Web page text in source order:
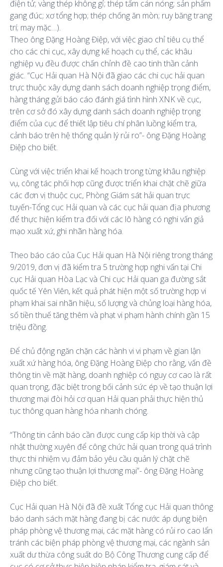
điện tử; vàng thép không gỉ; thép tấm cán nóng; sản phẩm
gang đúc; xơ tổng hợp; thép chống ăn mòn; ruy băng trang
trí; may mặc…).
Theo ông Đặng Hoàng Điệp, với việc giao chỉ tiêu cụ thể
cho các chi cục, xây dựng kế hoạch cụ thể, các khâu
nghiệp vụ đều được chấn chỉnh đề cao tinh thần cảnh
giác. “Cục Hải quan Hà Nội đã giao các chi cục hải quan
trực thuộc xây dựng danh sách doanh nghiệp trọng điểm,
hàng tháng gửi báo cáo đánh giá tình hình XNK về cục,
trên cơ sở đó xây dựng danh sách doanh nghiệp trọng
điểm của cục để thiết lập tiêu chí phân luồng kiểm tra,
cảnh báo trên hệ thống quản lý rủi ro”- ông Đặng Hoàng
Điệp cho biết.
Cùng với việc triển khai kế hoạch trong từng khâu nghiệp
vụ, công tác phối hợp cũng được triển khai chặt chẽ giữa
các đơn vị thuộc cục, Phòng Giám sát hải quan trực
tuyến-Tổng cục Hải quan và các cục hải quan địa phương
để thực hiện kiểm tra đối với các lô hàng có nghi vấn giả
mạo xuất xứ, ghi nhãn hàng hóa.
Theo báo cáo của Cục Hải quan Hà Nội riêng trong tháng
9/2019, đơn vị đã kiểm tra 5 trường hợp nghi vấn tại Chi
cục Hải quan Hòa Lạc và Chi cục Hải quan ga đường sắt
quốc tế Yên Viên, kết quả phát hiện một số trường hợp vi
phạm khai sai nhãn hiệu, số lượng và chủng loại hàng hóa,
số tiền thuế tăng thêm và phạt vi phạm hành chính gần 15
triệu đồng.
Để chủ động ngăn chặn các hành vi vi phạm về gian lận
xuất xứ hàng hóa, ông Đặng Hoàng Điệp cho rằng, vấn đề
thông tin về mặt hàng, doanh nghiệp có nguy cơ cao là rất
quan trọng, đặc biệt trong bối cảnh sức ép về tạo thuận lợi
thương mại đòi hỏi cơ quan Hải quan phải thực hiện thủ
tục thông quan hàng hóa nhanh chóng.
“Thông tin cảnh báo cần được cung cấp kịp thời và cập
nhật thường xuyên để công chức hải quan trong quá trình
thực thi nhiệm vụ đảm bảo yêu cầu quản lý chặt chẽ
nhưng cũng tạo thuận lợi thương mại”- ông Đặng Hoàng
Điệp cho biết.
Cục Hải quan Hà Nội đã đề xuất Tổng cục Hải quan thông
báo danh sách mặt hàng đang bị các nước áp dụng biện
pháp phòng vệ thương mại, các mặt hàng có rủi ro cao lẩn
tránh các biện pháp phòng vệ thương mại, các ngành sản
xuất dư thừa công suất do Bộ Công Thương cung cấp để